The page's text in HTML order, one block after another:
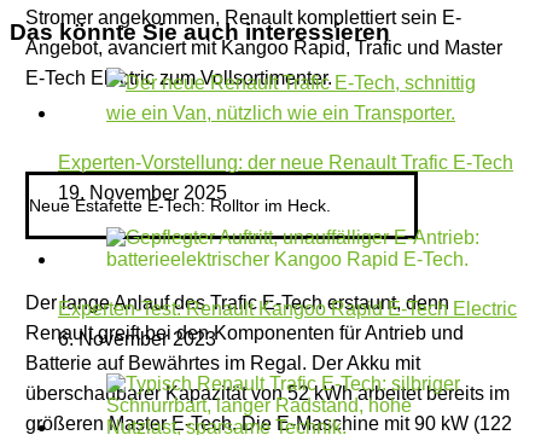
Stromer angekommen, Renault komplettiert sein E-
Angebot, avanciert mit Kangoo Rapid, Trafic und Master
E-Tech Electric zum Vollsortimenter.
Neue Estafette E-Tech: Rolltor im Heck.
Der lange Anlauf des Trafic E-Tech erstaunt, denn
Renault greift bei den Komponenten für Antrieb und
Batterie auf Bewährtes im Regal. Der Akku mit
überschaubarer Kapazität von 52 kWh arbeitet bereits im
größeren Master E-Tech. Die E-Maschine mit 90 kW (122
Das könnte Sie auch interessieren
Experten-Vorstellung: der neue Renault Trafic E-Tech
19. November 2025
Experten-Test: Renault Kangoo Rapid E-Tech Electric
6. November 2023